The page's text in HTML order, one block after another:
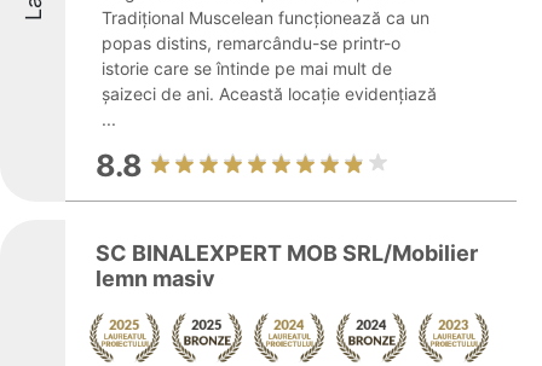
Tradițional Muscelean funcționează ca un
popas distins, remarcându-se printr-o
istorie care se întinde pe mai mult de
șaizeci de ani. Această locație evidențiază
...
8.8
SC BINALEXPERT MOB SRL/Mobilier
lemn masiv